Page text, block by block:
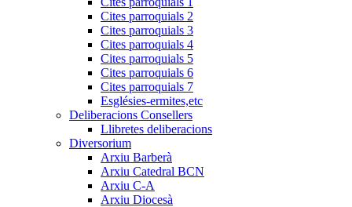
Cites parroquials 2
Cites parroquials 3
Cites parroquials 4
Cites parroquials 5
Cites parroquials 6
Cites parroquials 7
Esglésies-ermites,etc
Deliberacions Consellers
Llibretes deliberacions
Diversorium
Arxiu Barberà
Arxiu Catedral BCN
Arxiu C-A
Arxiu Diocesà